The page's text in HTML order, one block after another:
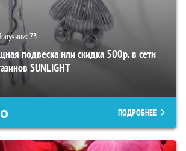
73
подвеска или скидка 500р. в сети
SUNLIGHT
ПОДРОБНЕЕ